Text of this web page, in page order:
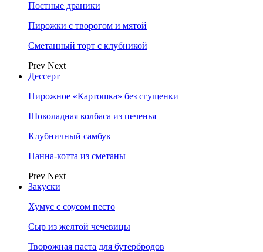
Постные драники
Пирожки с творогом и мятой
Сметанный торт с клубникой
Prev Next
Дессерт
Пирожное «Картошка» без сгущенки
Шоколадная колбаса из печенья
Клубничный самбук
Панна-котта из сметаны
Prev Next
Закуски
Хумус с соусом песто
Сыр из желтой чечевицы
Творожная паста для бутербродов